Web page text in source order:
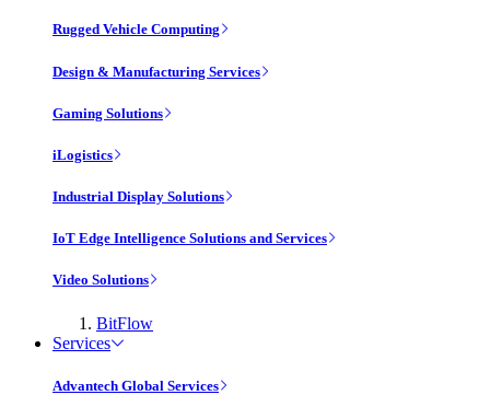
Rugged Vehicle Computing
Design & Manufacturing Services
Gaming Solutions
iLogistics
Industrial Display Solutions
IoT Edge Intelligence Solutions and Services
Video Solutions
BitFlow
Services
Advantech Global Services